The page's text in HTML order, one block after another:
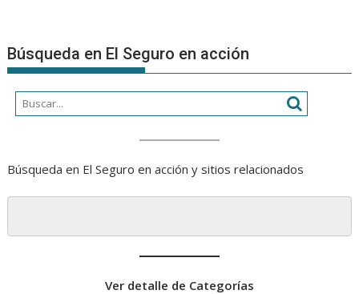
Búsqueda en El Seguro en acción
Búsqueda en El Seguro en acción y sitios relacionados
Ver detalle de Categorías